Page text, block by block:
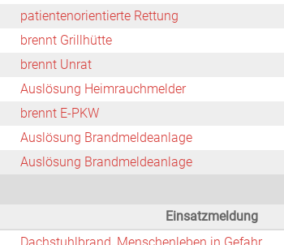
patientenorientierte Rettung
brennt Grillhütte
brennt Unrat
Auslösung Heimrauchmelder
brennt E-PKW
Auslösung Brandmeldeanlage
Auslösung Brandmeldeanlage
Einsatzmeldung